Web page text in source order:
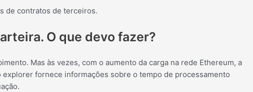
de contratos de terceiros.
O que devo fazer?
Mas às vezes, com o aumento da carga na rede Ethereum, a
explorer fornece informações sobre o tempo de processamento